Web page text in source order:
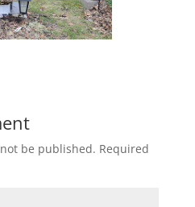
be published. Required